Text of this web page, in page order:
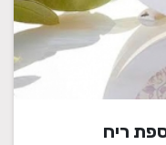
ריח